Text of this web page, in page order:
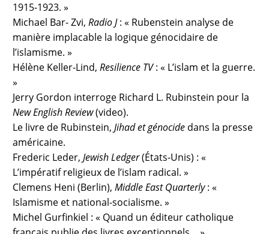
1915-1923. »
Michael Bar- Zvi,Radio J: « Rubenstein analyse de
manière implacable la logique génocidaire de
l’islamisme. »
Hélène Keller-Lind,Resilience TV: « L’islam et la guerre.
»
Jerry Gordon interroge Richard L. Rubinstein pour la
New English Review(video).
Le livre de Rubinstein,Jihad et génocide dans la presse
américaine.
Frederic Leder,Jewish Ledger(États-Unis) : «
L’impératif religieux de l’islam radical. »
Clemens Heni (Berlin),Middle East Quarterly: «
Islamisme et national-socialisme. »
Michel Gurfinkiel : « Quand un éditeur catholique